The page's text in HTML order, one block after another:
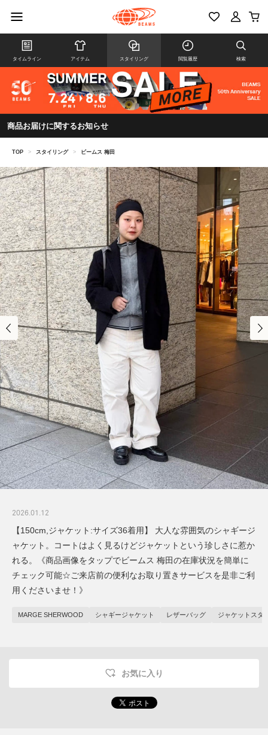
タイムライン アイテム スタイリング 閲覧履歴 検索
商品お届けに関するお知らせ
TOP > スタイリング > ビームス 梅田
2026.01.12
【150cm,ジャケット:サイズ36着用】 大人な雰囲気のシャギージ
ャケット。コートはよく見るけどジャケットという珍しさに惹か
れる。《商品画像をタップでビームス 梅田の在庫状況を簡単に
チェック可能☆ご来店前の便利なお取り置きサービスを是非ご利
用くださいませ！》
MARGE SHERWOOD シャギージャケット レザーバッグ ジャケットスタ
お気に入り